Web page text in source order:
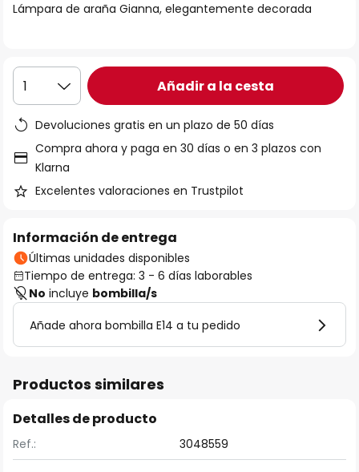
galería
Lámpara de araña Gianna, elegantemente decorada
1 Añadir a la cesta
Devoluciones gratis en un plazo de 50 días
Compra ahora y paga en 30 días o en 3 plazos con
Klarna
Excelentes valoraciones en Trustpilot
Información de entrega
Últimas unidades disponibles
Tiempo de entrega: 3 - 6 días laborables
No incluye bombilla/s
Añade ahora bombilla E14 a tu pedido
Productos similares
Detalles de producto
Ref.: 3048559